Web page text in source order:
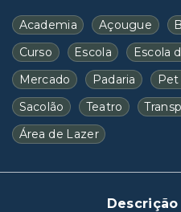
Academia Açougue
Curso
Escola Escola
Mercado
Padaria Pet
Sacolão
Teatro
Área de Lazer